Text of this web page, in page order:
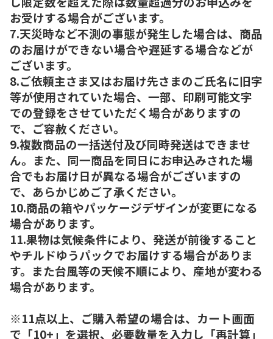
お受けする場合がございます。
7.天災時など不測の事態が発生した場合は、商品
のお届けができない場合や遅延する場合などが
ございます。
8.ご依頼主さま又はお届け先さまのご氏名に旧字
等が使用されていた場合、一部、印刷可能文字
での登録をさせていただく場合がありますの
で、ご容赦ください。
9.複数商品の一括送付及び同時発送はできませ
ん。また、同一商品を同日にお申込みされた場
合でもお届け日が異なる場合がございますの
で、あらかじめご了承ください。
10.商品の箱やパッケージデザインが変更になる
場合があります。
11.果物は気候条件により、発送が前後すること
やチルドゆうパックでお届けする場合がありま
す。また台風等の天候不順により、産地が変わる
場合があります。
※11点以上、ご購入希望の場合は、カート画面
で「10+」を選択、必要数量を入力し「再計算」